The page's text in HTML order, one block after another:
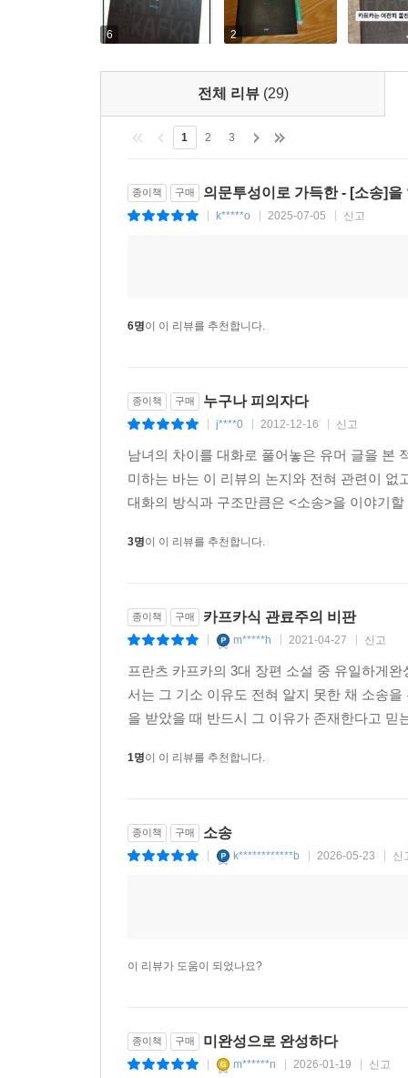
6 2
전체 리뷰 (29)
1 2 3
종이책 구매 의문투성이로 가득한 - [소송]을
k*****o 2025-07-05 신고
6명이 이 리뷰를 추천합니다.
종이책 구매 누구나 피의자다
j****0 2012-12-16 신고
남녀의 차이를 대화로 풀어놓은 유머 글을 본
미하는 바는 이 리뷰의 논지와 전혀 관련이
대화의 방식과 구조만큼은 <소송>을 이야기
3명이 이 리뷰를 추천합니다.
종이책 구매 카프카식 관료주의 비판
m*****h 2021-04-27 신고
프란츠 카프카의 3대 장편 소설 중 유일하게
서는 그 기소 이유도 전혀 알지 못한 채 소송
을 받았을 때 반드시 그 이유가 존재한다고
1명이 이 리뷰를 추천합니다.
종이책 구매 소송
k************b 2026-05-23 신
이 리뷰가 도움이 되었나요?
종이책 구매 미완성으로 완성하다
m******n 2026-01-19 신고